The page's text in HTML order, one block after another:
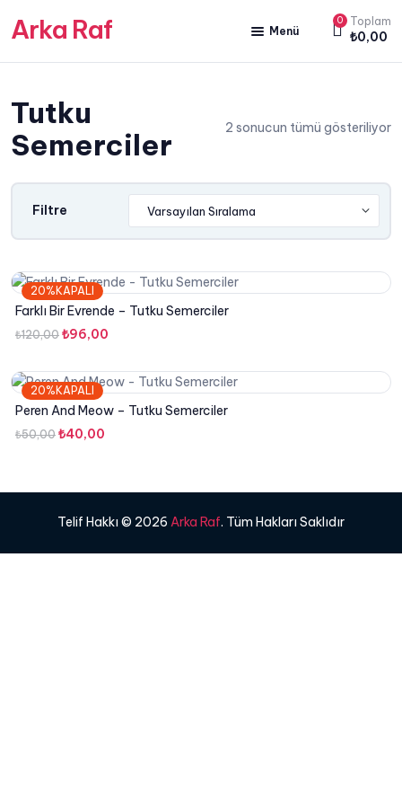
Arka Raf Menü
ANA SAYFA
HAKKIMIZDA
KİTAP SATIŞ
YAYIN PAKETLERİMİZ
0 Toplam
₺0,00
Tutku
Semerciler
2 sonucun tümü gösteriliyor
Filtre
20%KAPALI
Farklı Bir Evrende – Tutku Semerciler
₺120,00 Orijinal
₺120,00.
₺96,00
fiyat:
₺96,00.
20%KAPALI
Peren And Meow – Tutku Semerciler
₺50,00 Orijinal
₺40,00
₺40,00.
Telif Hakkı © 2026 Arka Raf. Tüm Hakları Saklıdır